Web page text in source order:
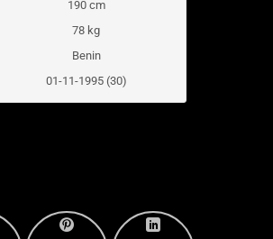
190 cm
78 kg
Benin
01-11-1995 (30)